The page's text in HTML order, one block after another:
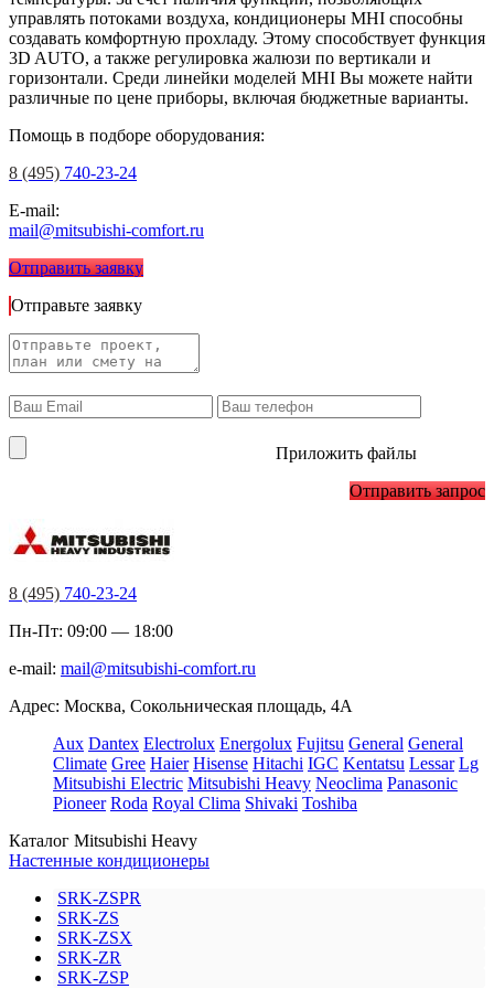
управлять потоками воздуха, кондиционеры MHI способны
создавать комфортную прохладу. Этому способствует функция
3D AUTO, а также регулировка жалюзи по вертикали и
горизонтали. Среди линейки моделей MHI Вы можете найти
различные по цене приборы, включая бюджетные варианты.
Помощь в подборе оборудования:
8 (495) 740-23-24
E-mail:
mail@mitsubishi-comfort.ru
Отправить заявку
Отправьте заявку
Приложить файлы
Отправить запрос
8 (495) 740-23-24
Пн-Пт: 09:00 — 18:00
e-mail: mail@mitsubishi-comfort.ru
Адрес: Москва, Сокольническая площадь, 4А
Aux Dantex Electrolux Energolux Fujitsu General General
Climate Gree Haier Hisense Hitachi IGC Kentatsu Lessar Lg
Mitsubishi Electric Mitsubishi Heavy Neoclima Panasonic
Pioneer Roda Royal Clima Shivaki Toshiba
Каталог Mitsubishi Heavy
Настенные кондиционеры
SRK-ZSPR
SRK-ZS
SRK-ZSX
SRK-ZR
SRK-ZSP